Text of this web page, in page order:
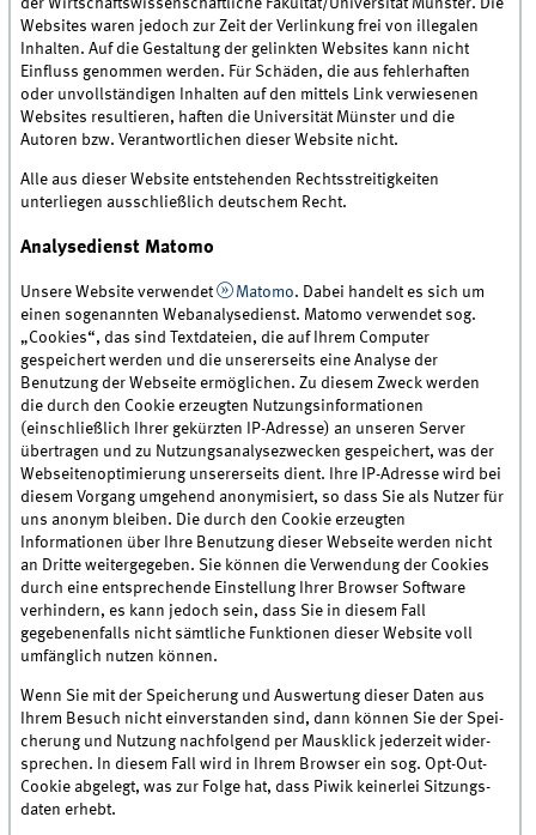
der Wirtschaftswissenschaftliche Fakultät/Universität Münster. Die
Websites waren jedoch zur Zeit der Verlinkung frei von illegalen
Inhalten. Auf die Gestaltung der gelinkten Websites kann nicht
Einfluss genommen werden. Für Schäden, die aus fehlerhaften
oder unvollständigen Inhalten auf den mittels Link verwiesenen
Websites resultieren, haften die Universität Münster und die
Autoren bzw. Verantwortlichen dieser Website nicht.
Alle aus dieser Website entstehenden Rechtsstreitigkeiten
unterliegen ausschließlich deutschem Recht.
Analysedienst Matomo
Unsere Website verwendet Matomo. Dabei handelt es sich um
einen sogenannten Webanalysedienst. Matomo verwendet sog.
„Cookies“, das sind Textdateien, die auf Ihrem Computer
gespeichert werden und die unsererseits eine Analyse der
Benutzung der Webseite ermöglichen. Zu diesem Zweck werden
die durch den Cookie erzeugten Nutzungsinformationen
(einschließlich Ihrer gekürzten IP-Adresse) an unseren Server
übertragen und zu Nutzungsanalysezwecken gespeichert, was der
Webseitenoptimierung unsererseits dient. Ihre IP-Adresse wird bei
diesem Vorgang umge­hend anony­mi­siert, so dass Sie als Nutzer für
uns anonym bleiben. Die durch den Cookie erzeugten
Informationen über Ihre Benutzung dieser Webseite werden nicht
an Dritte weitergegeben. Sie können die Verwendung der Cookies
durch eine entsprechende Einstellung Ihrer Browser Software
verhindern, es kann jedoch sein, dass Sie in diesem Fall
gegebenenfalls nicht sämtliche Funktionen dieser Website voll
umfänglich nutzen können.
Wenn Sie mit der Spei­che­rung und Aus­wer­tung die­ser Daten aus
Ihrem Besuch nicht ein­ver­stan­den sind, dann kön­nen Sie der Spei­
che­rung und Nut­zung nachfolgend per Maus­klick jederzeit wider­
spre­chen. In diesem Fall wird in Ihrem Browser ein sog. Opt-Out-
Cookie abgelegt, was zur Folge hat, dass Piwik kei­ner­lei Sit­zungs­
da­ten erhebt.